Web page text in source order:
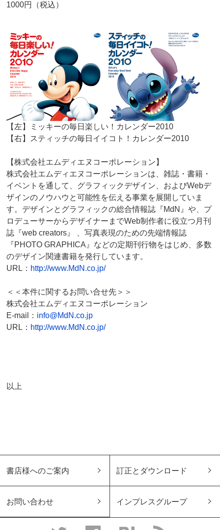
1000円（税込）
【左】ミッキーの毎日楽しい！カレンダー2010
【右】スティッチの毎日イイコト！カレンダー2010
【株式会社エムディエヌコーポレーション】
株式会社エムディエヌコーポレーションは、雑誌・書籍・
イベントを通して、グラフィックデザイン、およびWebデ
ザインのノウハウと可能性を伝える事業を展開していま
す。デザインとグラフィックの総合情報誌『MdN』や、プ
ロデューサーからデザイナーまでWeb制作者に役立つ月刊
誌『web creators』 、写真表現のための先端情報誌
『PHOTO GRAPHICA』などの定期刊行物をはじめ、多数
のデザイン関連書籍を発行しています。
URL： http://www.MdN.co.jp/
＜＜本件に関するお問い合せ先＞＞
株式会社エムディエヌコーポレーション
E-mail： info@MdN.co.jp
URL： http://www.MdN.co.jp/
以上
書店様へのご案内 訂正とダウンロード
お問い合わせ インプレスグループ